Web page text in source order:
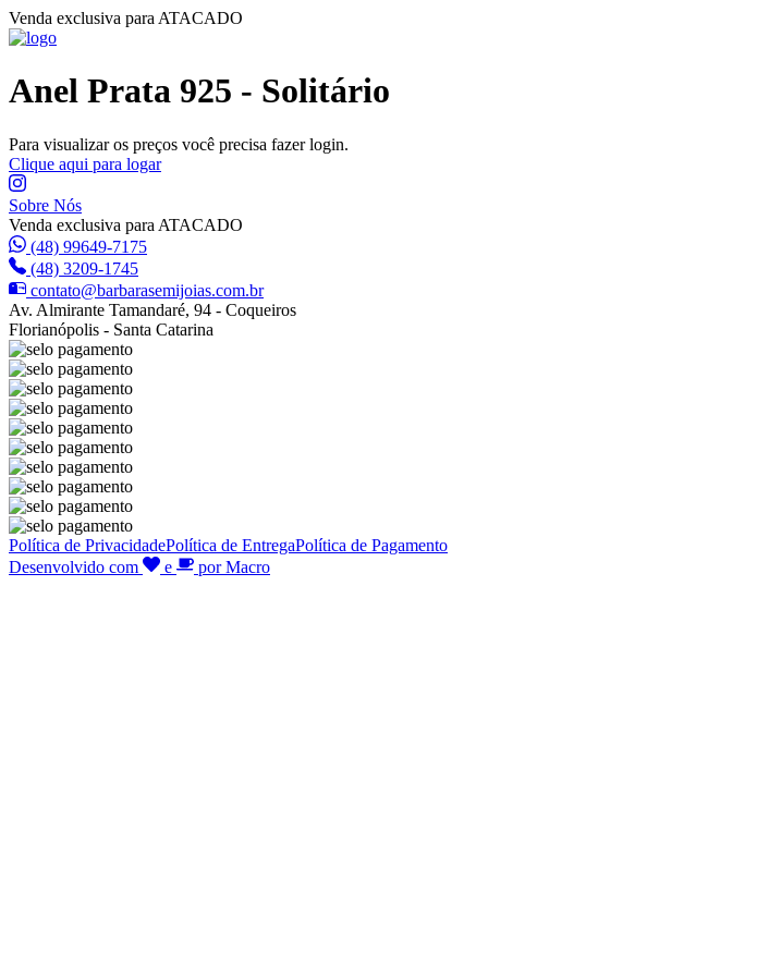
Venda exclusiva para ATACADO
Anel Prata 925 - Solitário
Para visualizar os preços você precisa fazer login.
Clique aqui para logar
Sobre Nós
Venda exclusiva para ATACADO
(48) 99649-7175
(48) 3209-1745
contato@barbarasemijoias.com.br
Av. Almirante Tamandaré, 94 - Coqueiros
Florianópolis - Santa Catarina
Política de PrivacidadePolítica de EntregaPolítica de Pagamento
Desenvolvido com
e por Macro